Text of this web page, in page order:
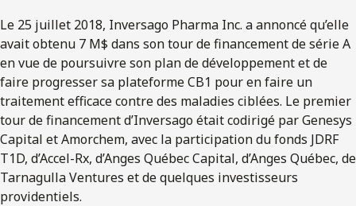
Le 25 juillet 2018, Inversago Pharma Inc. a annoncé qu’elle
avait obtenu 7 M$ dans son tour de financement de série A
en vue de poursuivre son plan de développement et de
faire progresser sa plateforme CB1 pour en faire un
traitement efficace contre des maladies ciblées. Le premier
tour de financement d’Inversago était codirigé par Genesys
Capital et Amorchem, avec la participation du fonds JDRF
T1D, d’Accel-Rx, d’Anges Québec Capital, d’Anges Québec, de
Tarnagulla Ventures et de quelques investisseurs
providentiels.